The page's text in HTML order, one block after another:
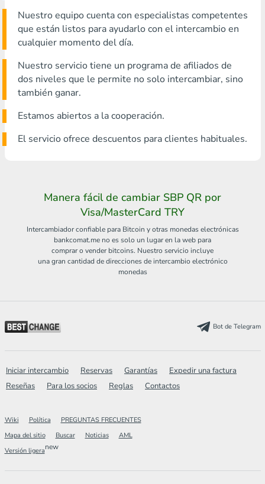
Nuestro equipo cuenta con especialistas competentes
que están listos para ayudarlo con el intercambio en
cualquier momento del día.
Nuestro servicio tiene un programa de afiliados de
dos niveles que le permite no solo intercambiar, sino
también ganar.
Estamos abiertos a la cooperación.
El servicio ofrece descuentos para clientes habituales.
Manera fácil de cambiar SBP QR por
Visa/MasterCard TRY
Intercambiador confiable para Bitcoin y otras monedas electrónicas
bankcomat.me no es solo un lugar en la web para
comprar o vender bitcoins. Nuestro servicio incluye
una gran cantidad de direcciones de intercambio electrónico
monedas
Bot de Telegram
Iniciar intercambio Reservas Garantías
Expedir una factura
Reseñas
Para los socios Reglas Contactos
Wiki Política
PREGUNTAS FRECUENTES
Mapa del sitio
Buscar Noticias
AML
Versión ligeranew